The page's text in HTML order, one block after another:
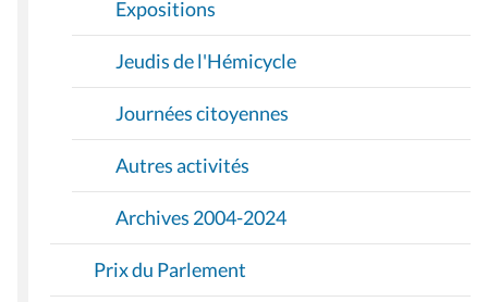
Expositions
Jeudis de l'Hémicycle
Journées citoyennes
Autres activités
Archives 2004-2024
Prix du Parlement